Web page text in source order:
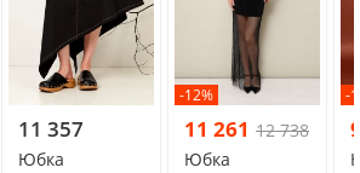
11 357
Юбка
-12%
11 261 12 738
Юбка
-